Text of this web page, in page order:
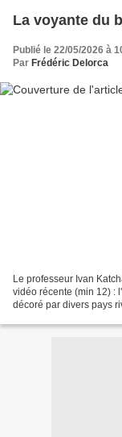
La voyante du
Publié le 22/05/2026 à
Par Frédéric Delorca
Le professeur Ivan
vidéo récente (min 12) :
décoré par divers pays